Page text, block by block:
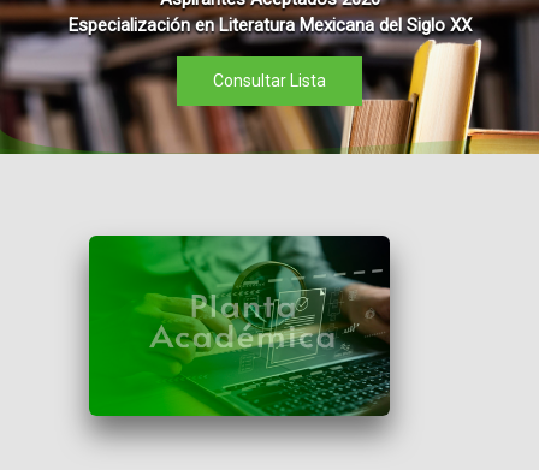
Especialización en Literatura Mexicana del Siglo XX
Consultar Lista